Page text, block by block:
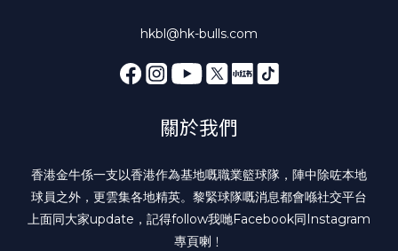
hkbl@hk-bulls.com
關於我們
香港金牛係一支以香港作為基地嘅職業籃球隊，陣中除咗本地
球員之外，更雲集各地精英。黎緊球隊嘅消息都會喺社交平台
上面同大家update，記得follow我哋Facebook同Instagram
專頁喇﹗